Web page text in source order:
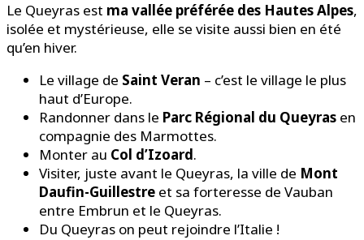
Le Queyras est ma vallée préférée des Hautes Alpes,
isolée et mystérieuse, elle se visite aussi bien en été
qu’en hiver.
Le village de Saint Veran – c’est le village le plus
haut d’Europe.
Randonner dans le Parc Régional du Queyras en
compagnie des Marmottes.
Monter au Col d’Izoard.
Visiter, juste avant le Queyras, la ville de Mont
Daufin-Guillestre et sa forteresse de Vauban
entre Embrun et le Queyras.
Du Queyras on peut rejoindre l’Italie !